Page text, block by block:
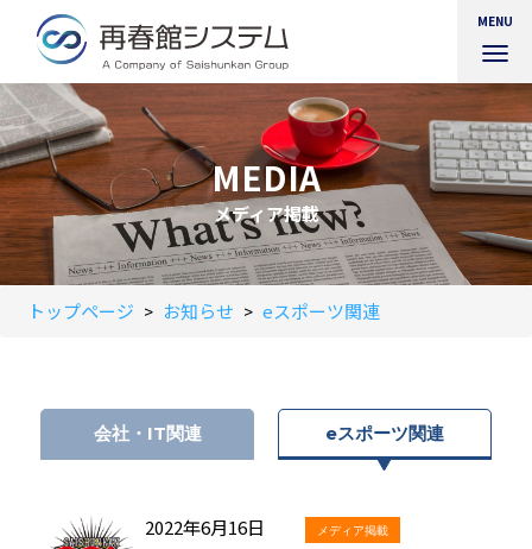
MENU
ビ
ゲ
ー
シ
ョ
ン
を
切
り
MEDIA
メディア掲載
トップページ > お知らせ > eスポーツ関連
会社・IT関連 eスポーツ関連
2022年6月16日 メディア掲載